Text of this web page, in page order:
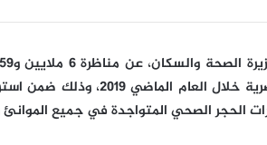
والبحرية والبرية للدولة المصرية
الحجر الصحي المتواجدة في جميع الموانئ